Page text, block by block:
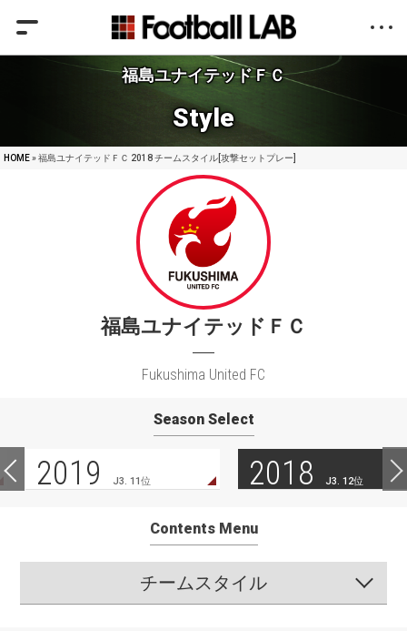
福島ユナイテッドＦＣ
Style
HOME» 福島ユナイテッドＦＣ 2018 チームスタイル[攻撃セットプレー]
福島ユナイテッドＦＣ
Fukushima United FC
Season Select
2019 J3. 11位 2018 J3. 12位
Contents Menu
チームスタイル